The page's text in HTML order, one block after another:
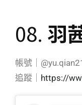
08. 羽
帳號｜
追蹤｜ https://